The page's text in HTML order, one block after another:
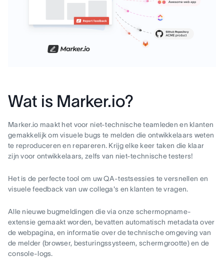
Wat is Marker.io?
Marker.io maakt het voor niet-technische teamleden en klanten
gemakkelijk om visuele bugs te melden die ontwikkelaars weten
te reproduceren en repareren. Krijg elke keer taken die klaar
zijn voor ontwikkelaars, zelfs van niet-technische testers!
Het is de perfecte tool om uw QA-testsessies te versnellen en
visuele feedback van uw collega's en klanten te vragen.
Alle nieuwe bugmeldingen die via onze schermopname-
extensie gemaakt worden, bevatten automatisch metadata over
de webpagina, en informatie over de technische omgeving van
de melder (browser, besturingssysteem, schermgrootte) en de
console-logs.